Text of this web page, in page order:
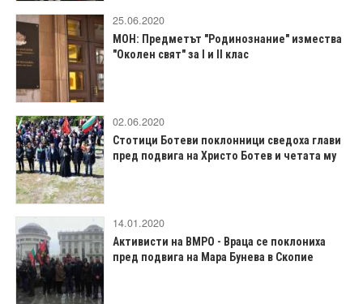
25.06.2020
МОН: Предметът "Родинознание" измества
"Околен свят" за I и II клас
02.06.2020
Стотици Ботеви поклонници сведоха глави
пред подвига на Христо Ботев и четата му
14.01.2020
Активисти на ВМРО - Враца се поклониха
пред подвига на Мара Бунева в Скопие